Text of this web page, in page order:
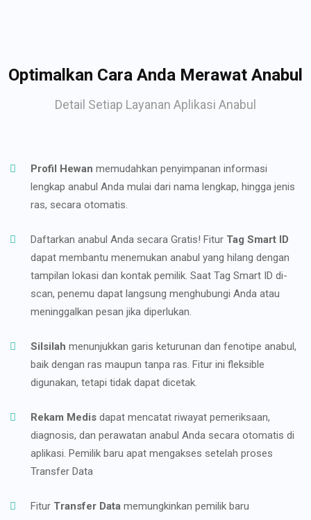
Optimalkan Cara Anda Merawat Anabul
Detail Setiap Layanan Aplikasi Anabul
Profil Hewan memudahkan penyimpanan informasi
lengkap anabul Anda mulai dari nama lengkap, hingga jenis
ras, secara otomatis.
Daftarkan anabul Anda secara Gratis! Fitur Tag Smart ID
dapat membantu menemukan anabul yang hilang dengan
tampilan lokasi dan kontak pemilik. Saat Tag Smart ID di-
scan, penemu dapat langsung menghubungi Anda atau
meninggalkan pesan jika diperlukan.
Silsilah menunjukkan garis keturunan dan fenotipe anabul,
baik dengan ras maupun tanpa ras. Fitur ini fleksible
digunakan, tetapi tidak dapat dicetak.
Rekam Medis dapat mencatat riwayat pemeriksaan,
diagnosis, dan perawatan anabul Anda secara otomatis di
aplikasi. Pemilik baru apat mengakses setelah proses
Transfer Data
Fitur Transfer Data memungkinkan pemilik baru